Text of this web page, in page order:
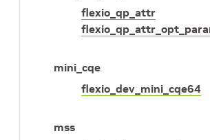
flexio_qp_attr
mini_cqe
flexio_dev_mini_cqe64
mss